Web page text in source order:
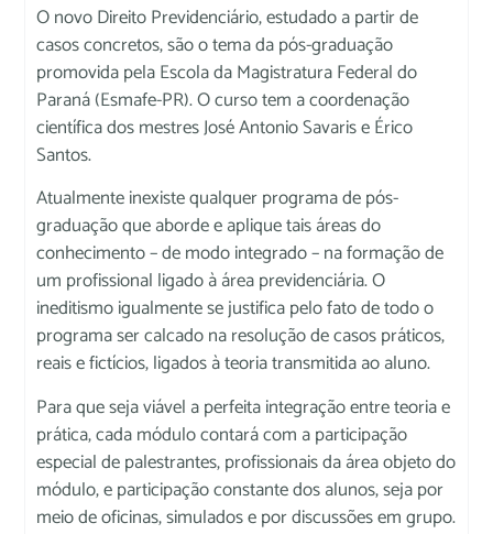
O novo Direito Previdenciário, estudado a partir de
casos concretos, são o tema da pós-graduação
promovida pela Escola da Magistratura Federal do
Paraná (Esmafe-PR). O curso tem a coordenação
científica dos mestres José Antonio Savaris e Érico
Santos.
Atualmente inexiste qualquer programa de pós-
graduação que aborde e aplique tais áreas do
conhecimento – de modo integrado – na formação de
um profissional ligado à área previdenciária. O
ineditismo igualmente se justifica pelo fato de todo o
programa ser calcado na resolução de casos práticos,
reais e fictícios, ligados à teoria transmitida ao aluno.
Para que seja viável a perfeita integração entre teoria e
prática, cada módulo contará com a participação
especial de palestrantes, profissionais da área objeto do
módulo, e participação constante dos alunos, seja por
meio de oficinas, simulados e por discussões em grupo.